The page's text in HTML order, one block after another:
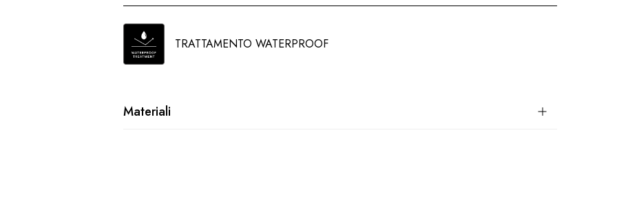
TRATTAMENTO WATERPROOF
Materiali